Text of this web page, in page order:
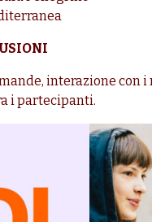
interazione con
i partecipanti.